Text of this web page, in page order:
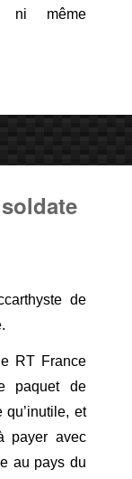
ni même
de
RT France
paquet de
et
payer avec
au pays du